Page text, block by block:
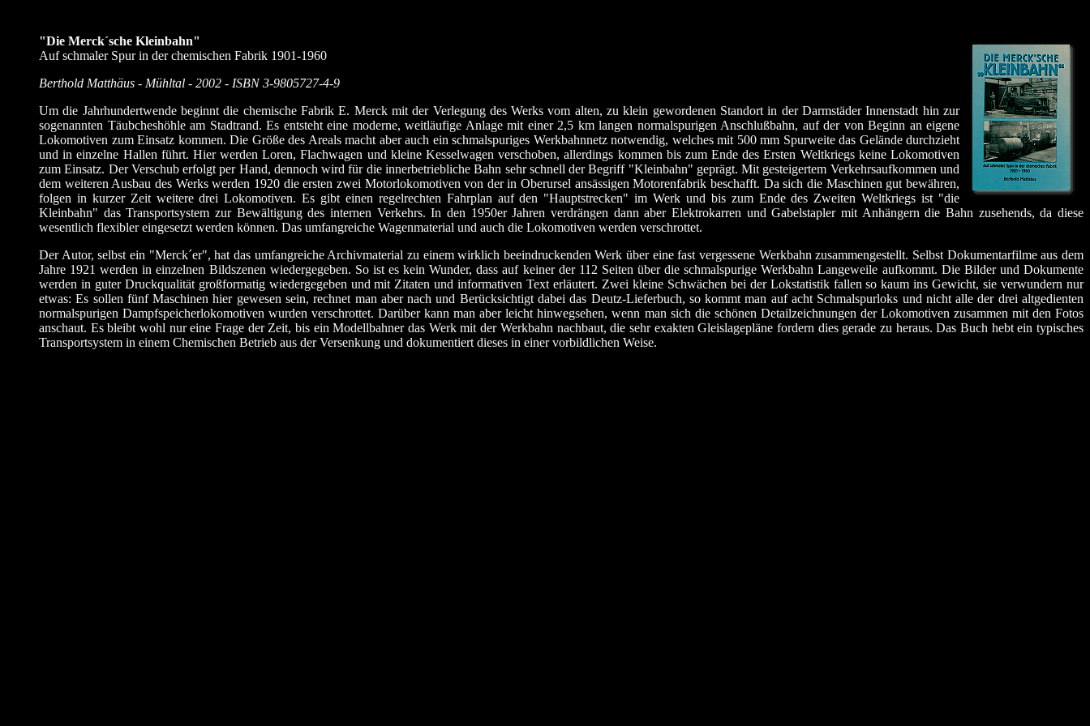
"Die Merck´sche Kleinbahn"
Auf schmaler Spur in der chemischen Fabrik 1901-1960
Berthold Matthäus - Mühltal - 2002 - ISBN 3-9805727-4-9
Um die Jahrhundertwende beginnt die chemische Fabrik E. Merck mit der Verlegung des Werks vom alten, zu klein gewordenen Standort in der Darmstäder Innenstadt hin zur
sogenannten Täubcheshöhle am Stadtrand. Es entsteht eine moderne, weitläufige Anlage mit einer 2,5 km langen normalspurigen Anschlußbahn, auf der von Beginn an eigene
Lokomotiven zum Einsatz kommen. Die Größe des Areals macht aber auch ein schmalspuriges Werkbahnnetz notwendig, welches mit 500 mm Spurweite das Gelände durchzieht
und in einzelne Hallen führt. Hier werden Loren, Flachwagen und kleine Kesselwagen verschoben, allerdings kommen bis zum Ende des Ersten Weltkriegs keine Lokomotiven
zum Einsatz. Der Verschub erfolgt per Hand, dennoch wird für die innerbetriebliche Bahn sehr schnell der Begriff "Kleinbahn" geprägt. Mit gesteigertem Verkehrsaufkommen und
dem weiteren Ausbau des Werks werden 1920 die ersten zwei Motorlokomotiven von der in Oberursel ansässigen Motorenfabrik beschafft. Da sich die Maschinen gut bewähren,
folgen in kurzer Zeit weitere drei Lokomotiven. Es gibt einen regelrechten Fahrplan auf den "Hauptstrecken" im Werk und bis zum Ende des Zweiten Weltkriegs ist "die
Kleinbahn" das Transportsystem zur Bewältigung des internen Verkehrs. In den 1950er Jahren verdrängen dann aber Elektrokarren und Gabelstapler mit Anhängern die Bahn zusehends, da diese
wesentlich flexibler eingesetzt werden können. Das umfangreiche Wagenmaterial und auch die Lokomotiven werden verschrottet.
Der Autor, selbst ein "Merck´er", hat das umfangreiche Archivmaterial zu einem wirklich beeindruckenden Werk über eine fast vergessene Werkbahn zusammengestellt. Selbst Dokumentarfilme aus dem
Jahre 1921 werden in einzelnen Bildszenen wiedergegeben. So ist es kein Wunder, dass auf keiner der 112 Seiten über die schmalspurige Werkbahn Langeweile aufkommt. Die Bilder und Dokumente
werden in guter Druckqualität großformatig wiedergegeben und mit Zitaten und informativen Text erläutert. Zwei kleine Schwächen bei der Lokstatistik fallen so kaum ins Gewicht, sie verwundern nur
etwas: Es sollen fünf Maschinen hier gewesen sein, rechnet man aber nach und Berücksichtigt dabei das Deutz-Lieferbuch, so kommt man auf acht Schmalspurloks und nicht alle der drei altgedienten
normalspurigen Dampfspeicherlokomotiven wurden verschrottet. Darüber kann man aber leicht hinwegsehen, wenn man sich die schönen Detailzeichnungen der Lokomotiven zusammen mit den Fotos
anschaut. Es bleibt wohl nur eine Frage der Zeit, bis ein Modellbahner das Werk mit der Werkbahn nachbaut, die sehr exakten Gleislagepläne fordern dies gerade zu heraus. Das Buch hebt ein typisches
Transportsystem in einem Chemischen Betrieb aus der Versenkung und dokumentiert dieses in einer vorbildlichen Weise.